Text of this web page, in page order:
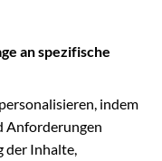
an spezifische
indem
Anforderungen
der Inhalte,